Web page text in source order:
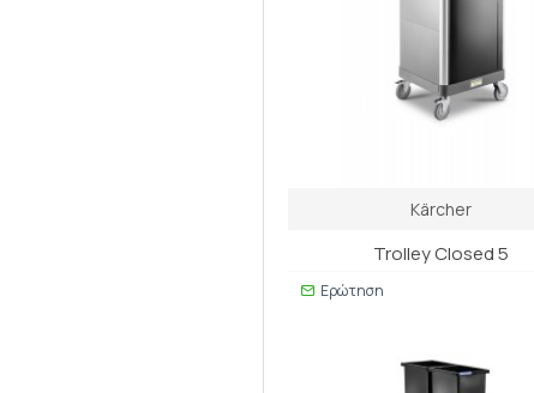
Kärcher
Trolley Closed 5
Ερώτηση